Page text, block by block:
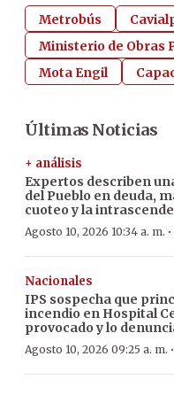
Metrobús
Ministerio de Obras
Mota Engil
Últimas Noticias
+ análisis
Expertos describen
del Pueblo en deuda,
cuoteo y la
Agosto 10, 2026 10:34 a. m. ·
Nacionales
IPS sospecha que
incendio en Hospital
provocado y lo
Agosto 10, 2026 09:25 a. m. ·